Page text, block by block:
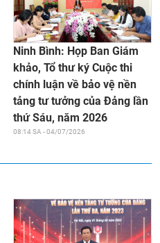
Ninh Bình: Họp Ban Giám
khảo, Tổ thư ký Cuộc thi
chính luận về bảo vệ nền
tảng tư tưởng của Đảng lần
thứ Sáu, năm 2026
08:14 SA - 04/07/2026